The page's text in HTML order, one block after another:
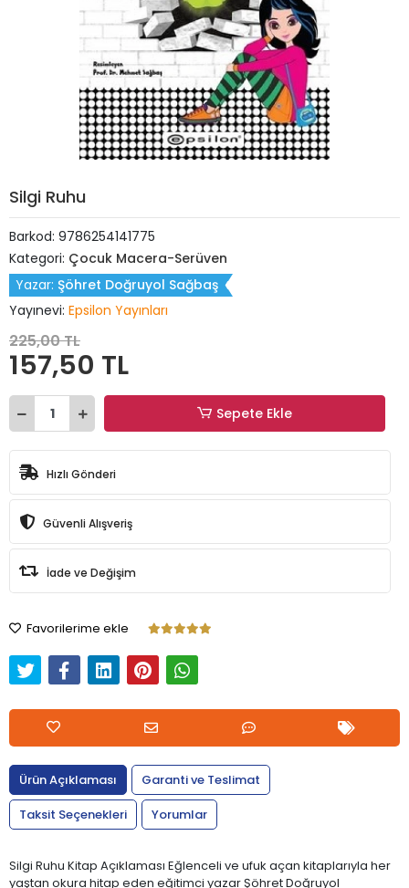
Silgi Ruhu
Barkod: 9786254141775
Kategori: Çocuk Macera-Serüven
Yazar: Şöhret Doğruyol Sağbaş
Yayınevi: Epsilon Yayınları
225,00 TL
157,50 TL
Sepete Ekle
Hızlı Gönderi
Güvenli Alışveriş
İade ve Değişim
Favorilerime ekle
Ürün Açıklaması
Garanti ve Teslimat
Taksit Seçenekleri
Yorumlar
Silgi Ruhu Kitap Açıklaması Eğlenceli ve ufuk açan kitaplarıyla her
yaştan okura hitap eden eğitimci yazar Şöhret Doğruyol